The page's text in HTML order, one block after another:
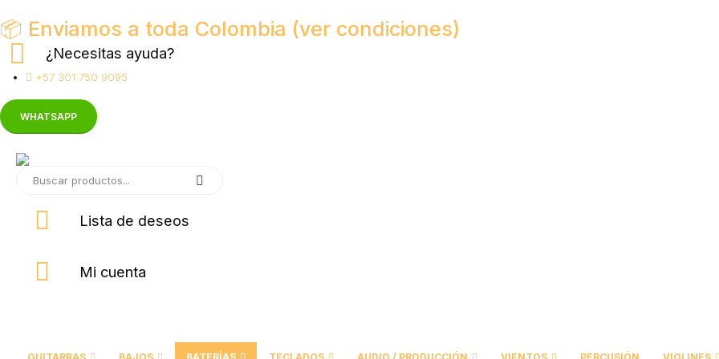
📦 Enviamos a toda Colombia (ver condiciones)
¿Necesitas ayuda?
+57 301 750 9095
WHATSAPP
Lista de deseos
Mi cuenta